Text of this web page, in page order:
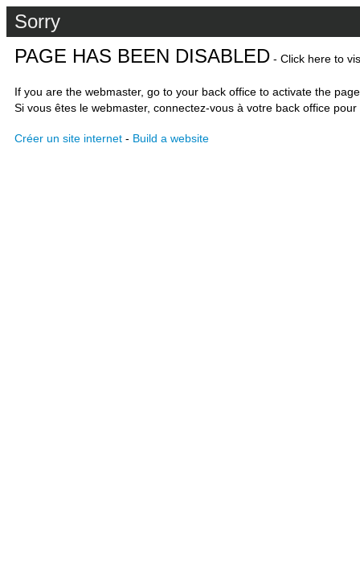
Sorry
PAGE HAS BEEN DISABLED - Click here to
If you are the webmaster, go to your back office to activate the
Si vous êtes le webmaster, connectez-vous à votre back office
Créer un site internet - Build a website